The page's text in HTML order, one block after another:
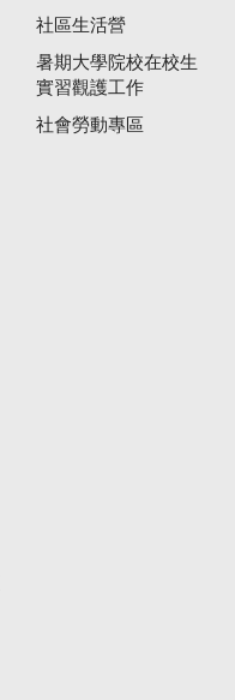
社區生活營
暑期大學院校在校生
實習觀護工作
社會勞動專區